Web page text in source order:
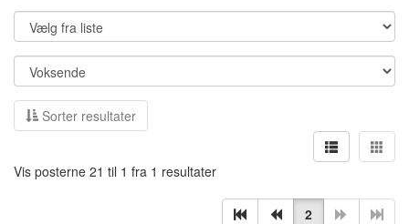
Sorter resultater
Vis posterne 21 til 1 fra 1 resultater
2